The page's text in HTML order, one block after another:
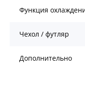
Функция
Чехол / футляр
Дополнительно